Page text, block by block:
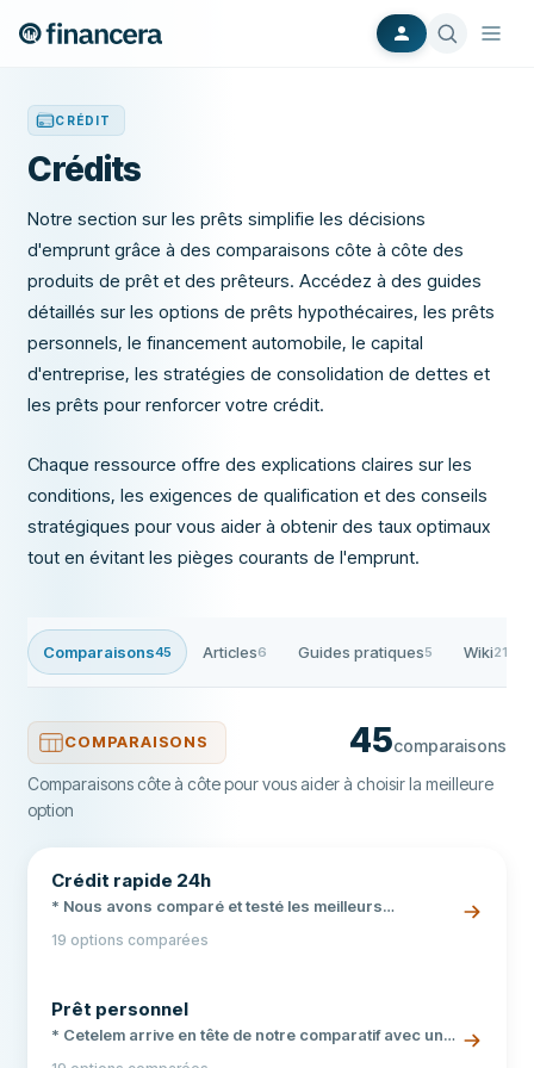
CRÉDIT
Crédits
Notre section sur les prêts simplifie les décisions
d'emprunt grâce à des comparaisons côte à côte des
produits de prêt et des prêteurs. Accédez à des guides
détaillés sur les options de prêts hypothécaires, les prêts
personnels, le financement automobile, le capital
d'entreprise, les stratégies de consolidation de dettes et
les prêts pour renforcer votre crédit.
Chaque ressource offre des explications claires sur les
conditions, les exigences de qualification et des conseils
stratégiques pour vous aider à obtenir des taux optimaux
tout en évitant les pièges courants de l'emprunt.
Comparaisons45 Articles6 Guides pratiques5 Wiki21
COMPARAISONS 45comparaisons
Comparaisons côte à côte pour vous aider à choisir la meilleure
option
Crédit rapide 24h
* Nous avons comparé et testé les meilleurs
aider à choisir. * Critères analysés : montant, TAEG,
pour emprunter sereinement.
19 options comparées
Prêt personnel
* Cetelem arrive en tête de notre comparatif avec une